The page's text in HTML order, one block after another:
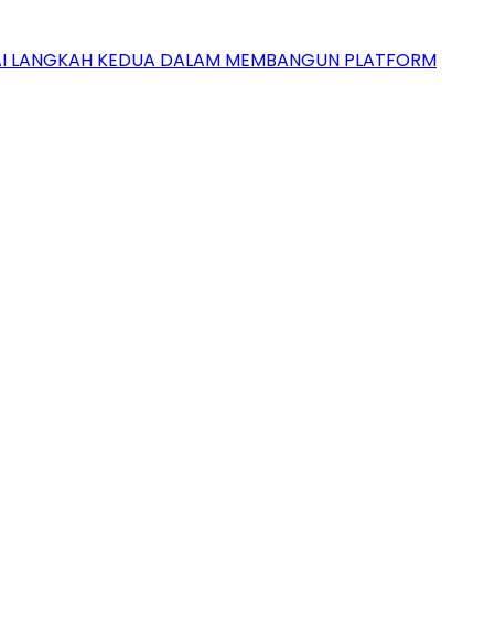
LANGKAH KEDUA DALAM MEMBANGUN PLATFORM